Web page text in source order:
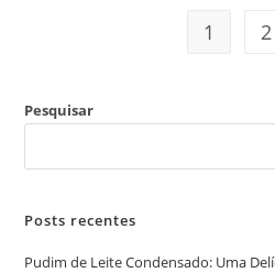
1 2
Pesquisar
Posts recentes
Pudim de Leite Condensado: Uma